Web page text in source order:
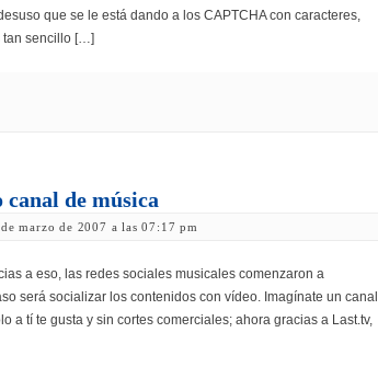
que se le está dando a los CAPTCHA con caracteres,
tan sencillo […]
de música
marzo de 2007 a las 07:17 pm
a eso, las redes sociales musicales comenzaron a
será socializar los contenidos con vídeo. Imagínate un canal
a tí te gusta y sin cortes comerciales; ahora gracias a Last.tv,